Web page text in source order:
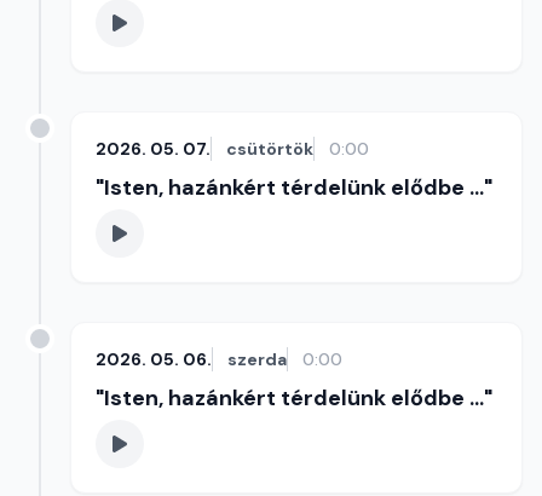
2026. 05. 07. csütörtök 0:00
"Isten, hazánkért térdelünk elődbe ..."
2026. 05. 06. szerda 0:00
"Isten, hazánkért térdelünk elődbe ..."